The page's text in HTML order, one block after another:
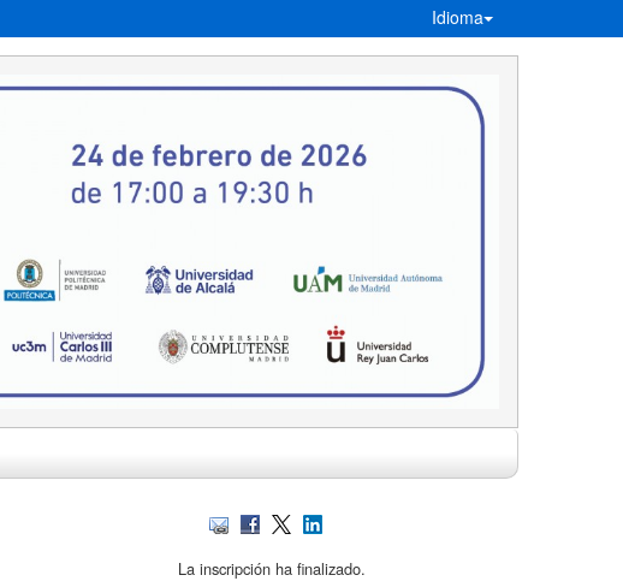
Idioma
La inscripción ha finalizado.